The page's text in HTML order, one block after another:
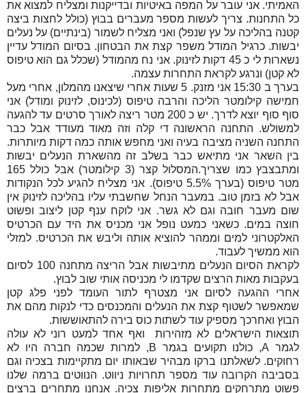
האמיתי. אני עובר על המפה באיטיות ובדייקנות ומצליח למצוא את
כל התחנות. צריך לעשות מספר מעברים בבוץ (כולל לחצות ביצה
קטנה בהליכה על עץ שנפל) ואני מצליח לשמור (בינתיים) על נעלים
יבשות. כרגיל המודל משפר קצת את הבטחון. בסיום המודל עדיין
נשארות לי כ 45 דקות לזינוק. אני נח מהמודל (שכלל גם הוא טיפוס
לא קטן) ונרגע לקראת התחרות עצמה.
בערך ב 15:30 אני מזנק. 5 שעות אחרי שיצאנו מהמלון, אחרי מעל
חמישה קילומטר הליכה והרבה טיפוס (לכינוס, לזינוק ומודל) אני
סוף סוף יוצא לדרך. יש כ 200 מטר ריצה לאורך סרטים עד להגעה
למשולש. התחנה הראשונה די קלה וזה מאוד מעודד אבל כבר
התחנה השניה מציבה בעיה ואני מחפש אותה כמה דקות מיותרות.
בין השאר אני מתיאש כבר בשלב זה מהשארת הנעלים יבשות
ומתבצבץ כמו שצריך.המסלול קצר (3 קילומטר) אבל כולל 165
מטר טיפוס (בערך 5.5% טיפוס). אני מצליח להגיע לכל הנקודות
אבל לא בזמן טוב. במעבר הנחל שחשבתי עליו בהליכה לזינוק אין
שום מעבר חובה וגם לא גשר. אני לוקח ענף קטן ליצוב ופשוט
חוצה במים. כשאני כמעט נופל אני מכניס את היד עם הכרטיס
האלקטרוני למים וממהר להוציא אותה וליבש את הכרטיס. למזלי
הוא ממשיך לעבוד.
לקראת הסיום הנעלים מתיבשות אבל הריצה מתחנה 100 לסיום
בעקבות מאות הרצים שקדמו לי מכניסה אותי שוב לבוץ.
אחרי ההגעה לסיום אני מצטרף לתור העומד לפני פלג קטן
שמאפשר לשטוף קצת את הנעלים והמכנסים כדי לנקות מהם את
הבוץ ואחרכך מספיק עוד לשתות כוס בירה להתאוששות.
תוצאות הישראלים לא מזהירות ואף אחד למעט רוני לא עולה
לגמר A, כולנו תקועים בגמר B, למרות שכמה חברה היו לא
רחוקים. לשאלתנו ברקו מבהיר שבאותו יום מתקיימות בצכיה וגם
בסביבה הקרובה עוד מספר תחרויות ניווט. הנווטים ברמה שלנו
פשוט מתרחקים מתחרות אליפות צכיה. אנחנו מתחרים ברצים